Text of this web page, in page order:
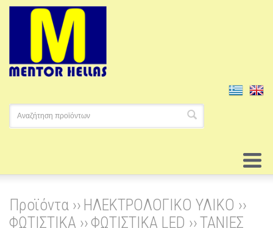
Προϊόντα ›› ΗΛΕΚΤΡΟΛΟΓΙΚΟ ΥΛΙΚΟ ››
ΦΩΤΙΣΤΙΚΑ ››ΦΩΤΙΣΤΙΚΑ LED ››ΤΑΝΙΕΣ